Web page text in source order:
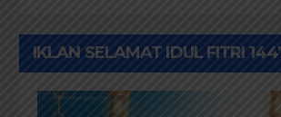
IKLAN SELAMAT IDUL FITRI